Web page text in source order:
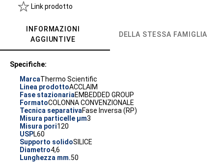
Link prodotto
INFORMAZIONI
AGGIUNTIVE
DELLA STESSA FAMIGLIA
Specifiche:
MarcaThermo Scientific
Linea prodottoACCLAIM
Fase stazionariaEMBEDDED GROUP
FormatoCOLONNA CONVENZIONALE
Tecnica separativaFase Inversa (RP)
Misura particelle µm3
Misura pori120
USPL60
Supporto solidoSILICE
Diametro4,6
Lunghezza mm.50